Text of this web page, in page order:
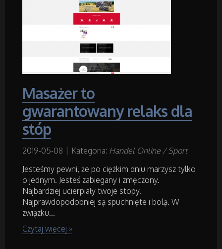
Ekologia
Budowlanka
Remonty, Elektryk, Hydraulik
Działki
Drzwi i Okna
Masażer to
gwarantowany relaks dla
stóp
2019-05-08 Kategoria: Handel Online / Sport
Jesteśmy pewni, że po ciężkim dniu marzysz tylko
o jednym. Jesteś zabiegany i zmęczony.
Najbardziej ucierpiały twoje stopy.
Najprawdopodobniej są spuchnięte i bolą. W
związku...
Czytaj więcej »